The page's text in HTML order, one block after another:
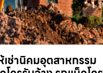
เช่านิคมอุตสาหกรรม